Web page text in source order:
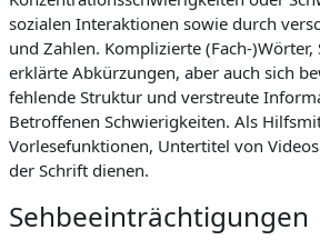
sozialen Interaktionen sowie durch
und Zahlen. Komplizierte (Fach-)Wörter,
erklärte Abkürzungen, aber auch sich
fehlende Struktur und verstreute
Betroffenen Schwierigkeiten. Als
Vorlesefunktionen, Untertitel von
der Schrift dienen.
Sehbeeinträchtigungen